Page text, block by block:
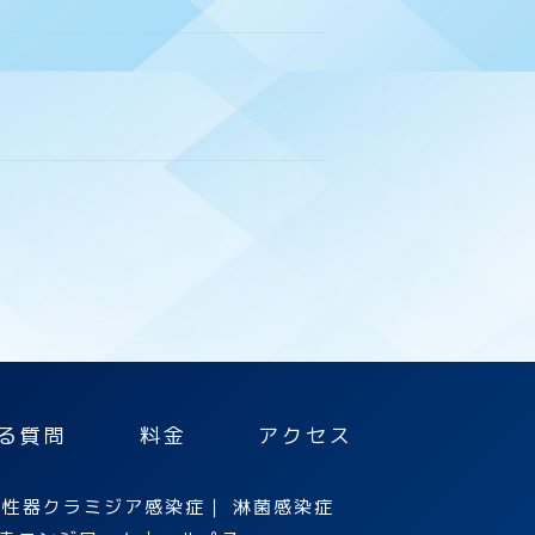
質問 料金 アクセス
性器クラミジア感染症 ｜ 淋菌感染症